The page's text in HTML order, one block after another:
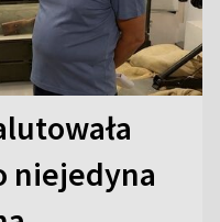
niejedyna